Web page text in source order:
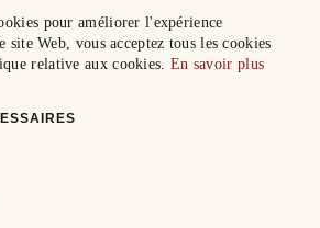
pour améliorer l'expérience
Web, vous acceptez tous les cookies
relative aux cookies. En savoir plus